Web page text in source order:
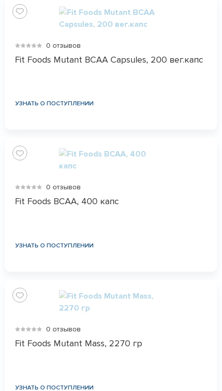
0 отзывов
Fit Foods Mutant BCAA Capsules, 200 вег.капс
УЗНАТЬ О ПОСТУПЛЕНИИ
0 отзывов
Fit Foods BCAA, 400 капс
УЗНАТЬ О ПОСТУПЛЕНИИ
0 отзывов
Fit Foods Mutant Mass, 2270 гр
УЗНАТЬ О ПОСТУПЛЕНИИ